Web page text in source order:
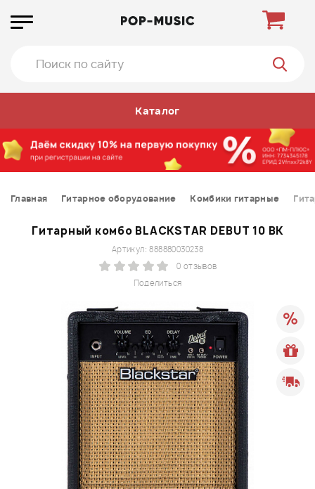
Каталог
Главная Гитарное оборудование Комбики гитарные
Гитарный комбо BLACKSTAR DEBUT 10 BK
Поделиться
Артикул: 888880030238
0 отзывов